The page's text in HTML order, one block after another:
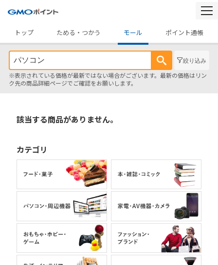
トップ
ためる・つかう モール ポイント通帳
絞り込み
※表示されている価格が最新ではない場合がございます。最新の価格はリン
ク先の商品詳細ページでご確認をお願いします。
該当する商品がありません。
カテゴリ